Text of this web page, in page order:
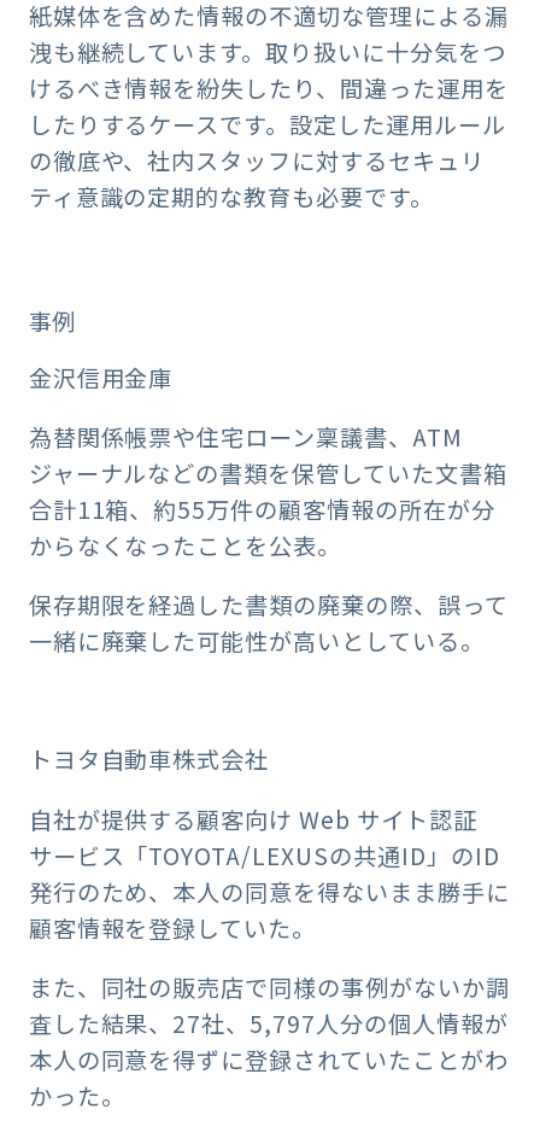
紙媒体を含めた情報の不適切な管理による漏
洩も継続しています。取り扱いに十分気をつ
けるべき情報を紛失したり、間違った運用を
したりするケースです。設定した運用ルール
の徹底や、社内スタッフに対するセキュリ
ティ意識の定期的な教育も必要です。
事例
金沢信用金庫
為替関係帳票や住宅ローン稟議書、ATM
ジャーナルなどの書類を保管していた文書箱
合計11箱、約55万件の顧客情報の所在が分
からなくなったことを公表。
保存期限を経過した書類の廃棄の際、誤って
一緒に廃棄した可能性が高いとしている。
トヨタ自動車株式会社
自社が提供する顧客向け Web サイト認証
サービス「TOYOTA/LEXUSの共通ID」のID
発行のため、本人の同意を得ないまま勝手に
顧客情報を登録していた。
また、同社の販売店で同様の事例がないか調
査した結果、27社、5,797人分の個人情報が
本人の同意を得ずに登録されていたことがわ
かった。